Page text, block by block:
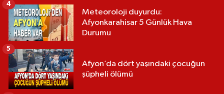
Meteoroloji duyurdu:
Afyonkarahisar 5 Günlük Hava
Durumu
4
Afyon’da dört yaşındaki çocuğun
şüpheli ölümü
5